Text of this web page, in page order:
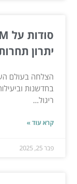
יתרון
הצלחה בעולם
בחדשנות
ריגול...
קרא עוד »
פבר 25, 2025